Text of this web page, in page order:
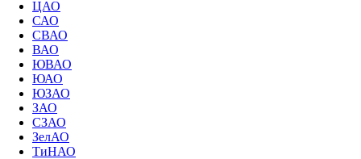
ЦАО
САО
СВАО
ВАО
ЮВАО
ЮАО
ЮЗАО
ЗАО
СЗАО
ЗелАО
ТиНАО